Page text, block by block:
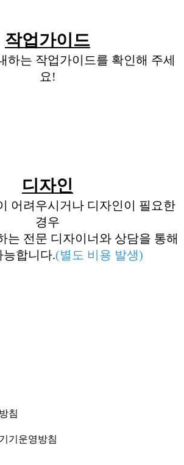
작업가이드
하는 작업가이드를 확인해 주세
요!
디자인
어려우시거나 디자인이 필요한
경우
는 전문 디자이너와 상담을 통해
합니다.(별도 비용 발생)
침
기운영방침